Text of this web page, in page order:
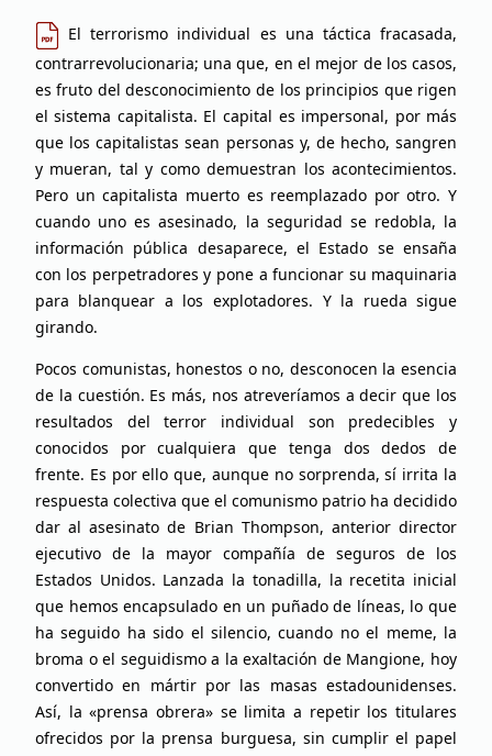
El terrorismo individual es una táctica fracasada,
contrarrevolucionaria; una que, en el mejor de los casos,
es fruto del desconocimiento de los principios que rigen
el sistema capitalista. El capital es impersonal, por más
que los capitalistas sean personas y, de hecho, sangren
y mueran, tal y como demuestran los acontecimientos.
Pero un capitalista muerto es reemplazado por otro. Y
cuando uno es asesinado, la seguridad se redobla, la
información pública desaparece, el Estado se ensaña
con los perpetradores y pone a funcionar su maquinaria
para blanquear a los explotadores. Y la rueda sigue
girando.
Pocos comunistas, honestos o no, desconocen la esencia
de la cuestión. Es más, nos atreveríamos a decir que los
resultados del terror individual son predecibles y
conocidos por cualquiera que tenga dos dedos de
frente. Es por ello que, aunque no sorprenda, sí irrita la
respuesta colectiva que el comunismo patrio ha decidido
dar al asesinato de Brian Thompson, anterior director
ejecutivo de la mayor compañía de seguros de los
Estados Unidos. Lanzada la tonadilla, la recetita inicial
que hemos encapsulado en un puñado de líneas, lo que
ha seguido ha sido el silencio, cuando no el meme, la
broma o el seguidismo a la exaltación de Mangione, hoy
convertido en mártir por las masas estadounidenses.
Así, la «prensa obrera» se limita a repetir los titulares
ofrecidos por la prensa burguesa, sin cumplir el papel